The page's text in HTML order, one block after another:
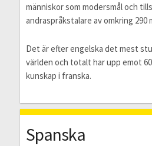
människor som modersmål och
andraspråkstalare av omkring 290
Det är efter engelska det mest
världen och totalt har upp emot
kunskap i franska.
Spanska